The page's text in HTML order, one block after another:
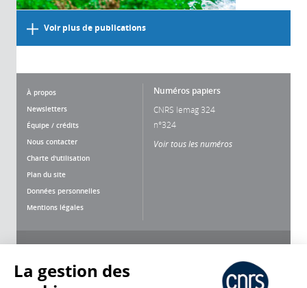
Voir plus de publications
À propos
Newsletters
Équipe / crédits
Nous contacter
Charte d'utilisation
Plan du site
Données personnelles
Mentions légales
Numéros papiers
CNRS lemag 324
n°324
Voir tous les numéros
La gestion des